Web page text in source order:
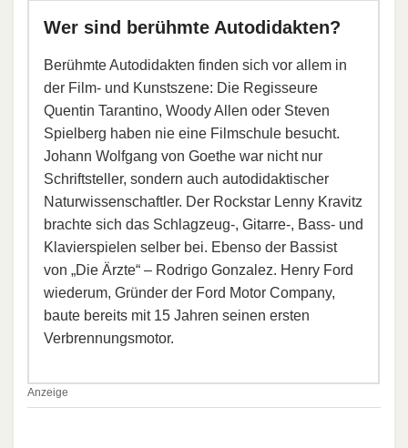
Wer sind berühmte Autodidakten?
Berühmte Autodidakten finden sich vor allem in
der Film- und Kunstszene: Die Regisseure
Quentin Tarantino, Woody Allen oder Steven
Spielberg haben nie eine Filmschule besucht.
Johann Wolfgang von Goethe war nicht nur
Schriftsteller, sondern auch autodidaktischer
Naturwissenschaftler. Der Rockstar Lenny Kravitz
brachte sich das Schlagzeug-, Gitarre-, Bass- und
Klavierspielen selber bei. Ebenso der Bassist
von „Die Ärzte“ – Rodrigo Gonzalez. Henry Ford
wiederum, Gründer der Ford Motor Company,
baute bereits mit 15 Jahren seinen ersten
Verbrennungsmotor.
Anzeige